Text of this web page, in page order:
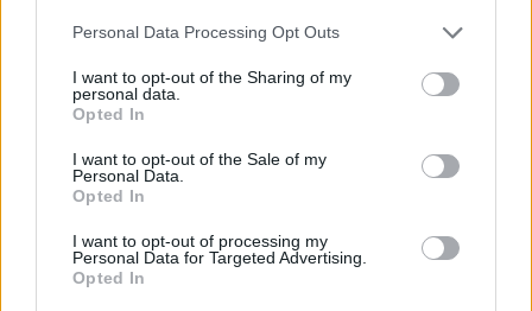
Please note that this website/app uses one or more Google
not limited to your visit or usage behaviour. You may click to
grant or deny consent to Google and its third-party tags to
use your data for below specified purposes in below Google
consent section.
Personal Data Processing Opt Outs
I want to opt-out of the Sharing of my
personal data.
Opted In
I want to opt-out of the Sale of my
Personal Data.
Opted In
I want to opt-out of processing my
Personal Data for Targeted Advertising.
Opted In
Group υπέγραψαν
δυνατοτήτων
συνεργασίας στον τομέα